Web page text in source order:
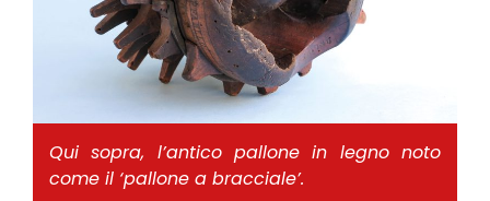
Qui sopra, l’antico pallone in legno noto
come il ‘pallone a bracciale’.